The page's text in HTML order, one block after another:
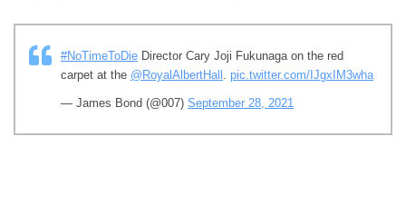
#NoTimeToDie Director Cary Joji Fukunaga on the red
carpet at the @RoyalAlbertHall pic.twitter.com/IJgxIM3wha
— James Bond (@007) September 28, 2021